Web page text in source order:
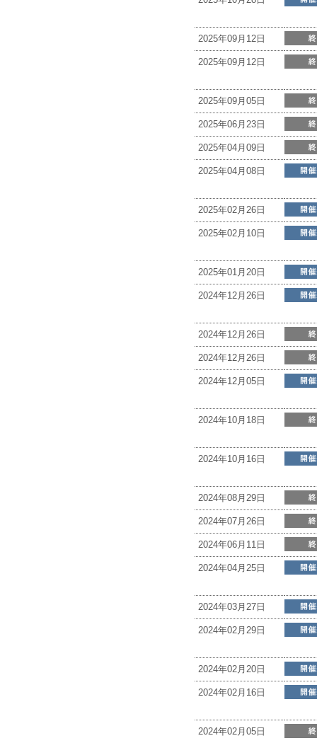
2025年09月12日
2025年09月12日
2025年09月05日
2025年06月23日
2025年04月09日
2025年04月08日
2025年02月26日
2025年02月10日
2025年01月20日
2024年12月26日
2024年12月26日
2024年12月26日
2024年12月05日
2024年10月18日
2024年10月16日
2024年08月29日
2024年07月26日
2024年06月11日
2024年04月25日
2024年03月27日
2024年02月29日
2024年02月20日
2024年02月16日
2024年02月05日